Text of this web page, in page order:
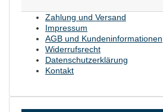
Zahlung und Versand
Impressum
AGB und Kundeninformationen
Widerrufsrecht
Datenschutzerklärung
Kontakt